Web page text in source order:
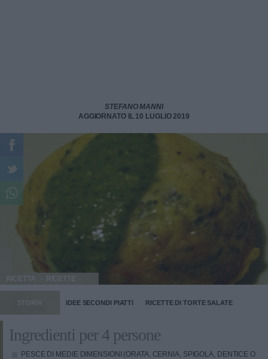
STEFANO MANNI
AGGIORNATO IL 10 LUGLIO 2019
RICETTA
STORIA IDEE SECONDI PIATTI RICETTE DI TORTE SALATE
Ingredienti per 4 persone
PESCE DI MEDIE DIMENSIONI (ORATA, CERNIA, SPIGOLA, DENTICE O